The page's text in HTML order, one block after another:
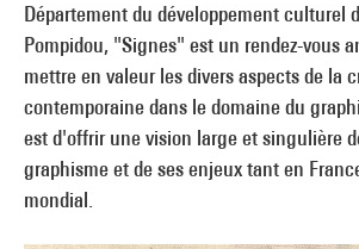
Département du développement culturel
Pompidou, "Signes" est un rendez-vous
mettre en valeur les divers aspects de la
contemporaine dans le domaine du
est d'offrir une vision large et singulière
graphisme et de ses enjeux tant en
mondial.